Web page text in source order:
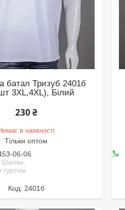
батал Тризуб 2401б
3XL,4XL), Білий
230 ₴
в наявності
Тільки оптом
06-06
гуртом
2401б